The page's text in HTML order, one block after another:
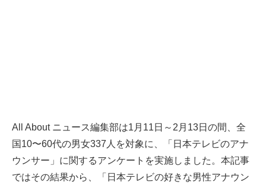
All About ニュース編集部は1月11日～2月13日の間、全
国10〜60代の男女337人を対象に、「日本テレビのアナ
ウンサー」に関するアンケートを実施しました。本記事
ではその結果から、「日本テレビの好きな男性アナウン